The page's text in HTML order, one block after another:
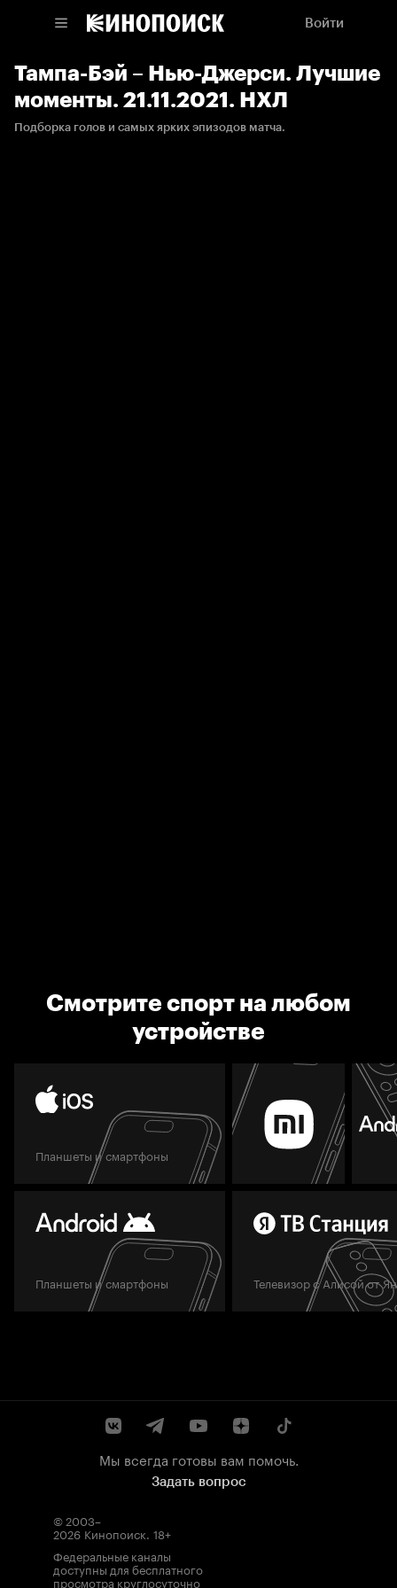
Войти
Тампа-Бэй – Нью-Джерси. Лучшие
моменты. 21.11.2021. НХЛ
Подборка голов и самых ярких эпизодов матча.
Смотрите спорт на любом
устройстве
Планшеты и смартфоны
Планшеты и смартфоны Телевизор с Алисой от
Мы всегда готовы вам помочь.
Задать вопрос
© 2003–
2026 Кинопоиск. 18+
Федеральные каналы
доступны для бесплатного
просмотра круглосуточно